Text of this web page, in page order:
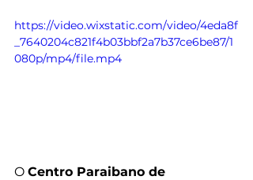
https://video.wixstatic.com/video/4eda8f
_7640204c821f4b03bbf2a7b37ce6be87/1
080p/mp4/file.mp4
O Centro Paraibano de